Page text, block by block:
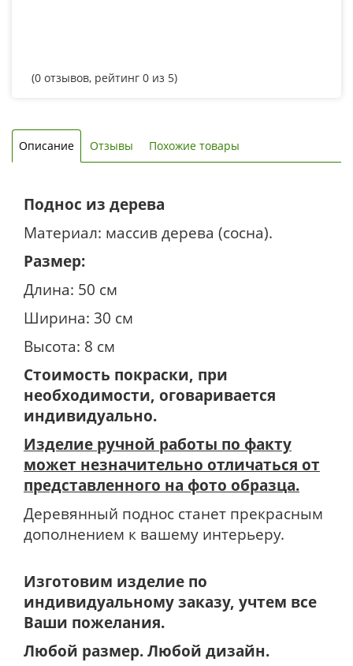
(0 отзывов, рейтинг 0 из 5)
Описание Отзывы Похожие товары
Поднос из дерева
Материал: массив дерева (сосна).
Размер:
Длина: 50 см
Ширина: 30 см
Высота: 8 см
Стоимость покраски, при
необходимости, оговаривается
индивидуально.
Изделие ручной работы по факту
может незначительно отличаться от
представленного на фото образца.
Деревянный поднос станет прекрасным
дополнением к вашему интерьеру.
Изготовим изделие по
индивидуальному заказу, учтем все
Ваши пожелания.
Любой размер. Любой дизайн.